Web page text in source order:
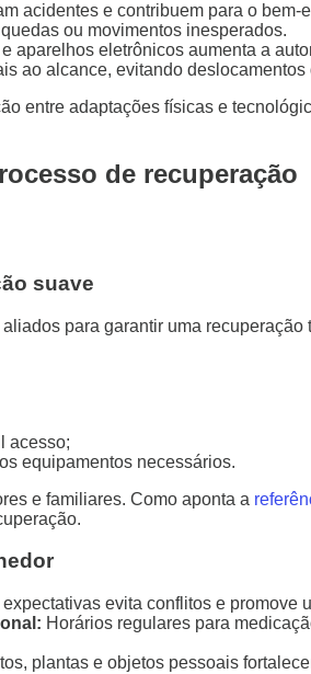
acidentes e contribuem para o bem-
ou movimentos inesperados.
aparelhos eletrônicos aumenta a
ao alcance, evitando
entre adaptações físicas e
de recuperação
suave
para garantir uma
acesso;
equipamentos necessários.
e familiares. Como aponta a
evita conflitos e promove
Horários regulares para
plantas e objetos pessoais